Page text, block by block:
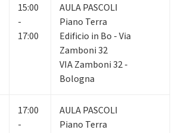
15:00
-
17:00
AULA PASCOLI
Piano Terra
Edificio in Bo - Via
Zamboni 32
VIA Zamboni 32 -
Bologna
17:00
-
AULA PASCOLI
Piano Terra